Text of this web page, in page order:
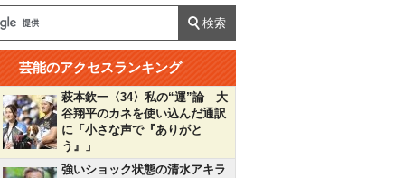
芸能のアクセスランキング
萩本欽一〈34〉私の“運”論 大
谷翔平のカネを使い込んだ通訳
に「小さな声で『ありがと
う』」
強いショック状態の清水アキラ